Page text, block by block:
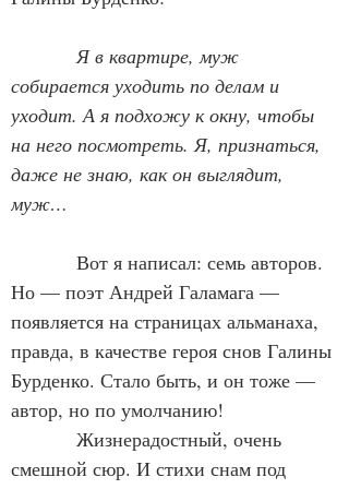
Я в квартире, муж
собирается уходить по делам и
уходит. А я подхожу к окну, чтобы
на него посмотреть. Я, признаться,
даже не знаю, как он выглядит,
муж…
Но — поэт Андрей Галамага —
появляется на страницах альманаха,
правда, в качестве героя снов Галины
Бурденко. Стало быть, и он тоже —
автор, но по умолчанию!
смешной сюр. И стихи снам под